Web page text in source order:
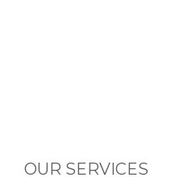
OUR SERVICES